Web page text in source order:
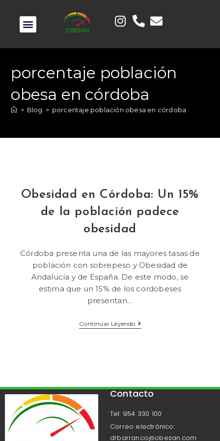
porcentaje población
obesa en córdoba
> Blog > porcentaje población obesa en córdoba
Obesidad en Córdoba: Un 15%
de la población padece
obesidad
Córdoba presenta una de las mayores tasas de
población con sobrepeso y Obesidad de
Andalucía y de España. De este modo, se
estima que un 15% de los cordobeses
presentan…
Continuar Leyendo
Contacto
Tel: 954 330 100
Correo electrónico:
drbarranco@obesan.com